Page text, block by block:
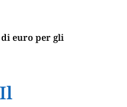
euro per gli
Il